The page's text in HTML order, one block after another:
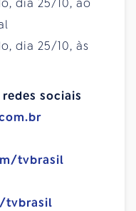
dia 25/10, às
sociais
tvbrasil
tvbrasil